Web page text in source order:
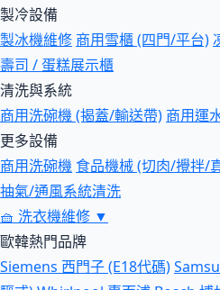
製冷設備
製冰機維修 商用雪櫃 (四門/平台)
壽司 / 蛋糕展示櫃
清洗與系統
商用洗碗機 (揭蓋/輸送帶) 商用運
更多設備
商用洗碗機 食品機械 (切肉/攪拌/
抽氣/通風系統清洗
🧺 洗衣機維修 ▼
歐韓熱門品牌
Siemens 西門子 (E18代碼)